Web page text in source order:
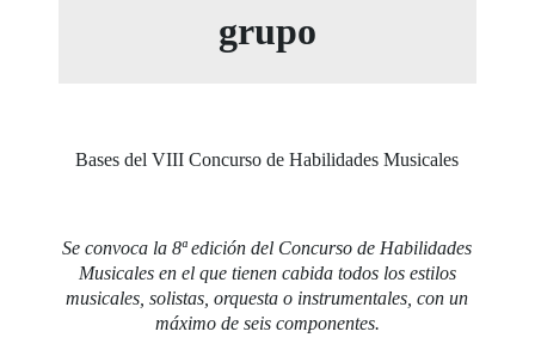
grupo
Bases del VIII Concurso de Habilidades Musicales
Se convoca la 8ª edición del Concurso de Habilidades
Musicales en el que tienen cabida todos los estilos
musicales, solistas, orquesta o instrumentales, con un
máximo de seis componentes.